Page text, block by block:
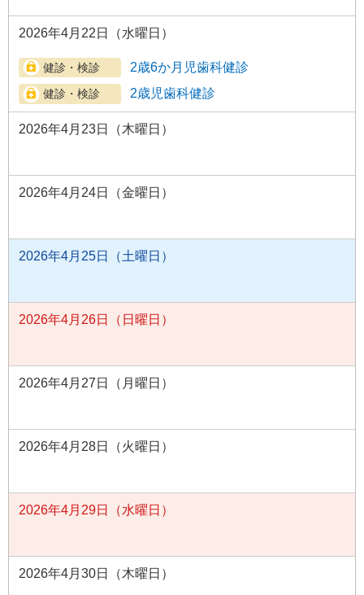
2026年4月22日（水曜日）
2歳6か月児歯科健診
2歳児歯科健診
2026年4月23日（木曜日）
2026年4月24日（金曜日）
2026年4月25日（土曜日）
2026年4月26日（日曜日）
2026年4月27日（月曜日）
2026年4月28日（火曜日）
2026年4月29日（水曜日）
2026年4月30日（木曜日）